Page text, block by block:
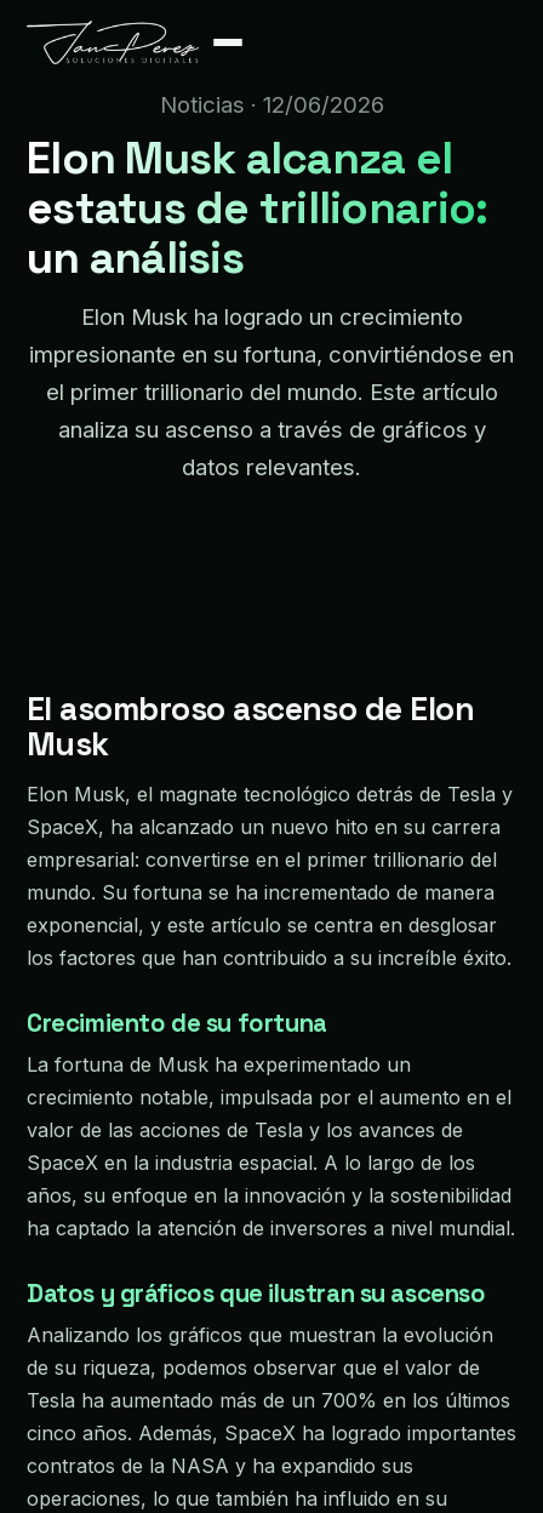
Noticias · 12/06/2026
Elon Musk alcanza el
estatus de trillionario:
un análisis
Elon Musk ha logrado un crecimiento
impresionante en su fortuna, convirtiéndose en
el primer trillionario del mundo. Este artículo
analiza su ascenso a través de gráficos y
datos relevantes.
El asombroso ascenso de Elon
Musk
Elon Musk, el magnate tecnológico detrás de Tesla y
SpaceX, ha alcanzado un nuevo hito en su carrera
empresarial: convertirse en el primer trillionario del
mundo. Su fortuna se ha incrementado de manera
exponencial, y este artículo se centra en desglosar
los factores que han contribuido a su increíble éxito.
Crecimiento de su fortuna
La fortuna de Musk ha experimentado un
crecimiento notable, impulsada por el aumento en el
valor de las acciones de Tesla y los avances de
SpaceX en la industria espacial. A lo largo de los
años, su enfoque en la innovación y la sostenibilidad
ha captado la atención de inversores a nivel mundial.
Datos y gráficos que ilustran su ascenso
Analizando los gráficos que muestran la evolución
de su riqueza, podemos observar que el valor de
Tesla ha aumentado más de un 700% en los últimos
cinco años. Además, SpaceX ha logrado importantes
contratos de la NASA y ha expandido sus
operaciones, lo que también ha influido en su